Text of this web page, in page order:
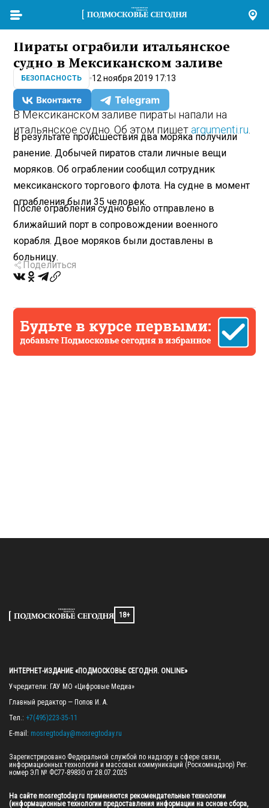
Пираты ограбили итальянское
судно в Мексиканском заливе
БЕЗОПАСНОСТЬ 12 ноября 2019 17:13
В Мексиканском заливе пираты напали на
итальянское судно. Об этом пишет argumenti.ru
В результате происшествия два моряка получили
ранение. Добычей пиратов стали личные вещи
моряков. Об ограблении сообщил сотрудник
мексиканского торгового флота. На судне в момент
ограбления были 35 человек.
После ограбления судно было отправлено в
ближайший порт в сопровождении военного
корабля. Двое моряков были доставлены в
больницу.
Поделиться
18+
ИНТЕРНЕТ-ИЗДАНИЕ «ПОДМОСКОВЬЕ СЕГОДНЯ. ONLINE»
Учредители: ГАУ МО «Цифровые Медиа»
Главный редактор — Попов И. А.
Тел.: +7(495)223-35-11
E-mail: mosregtoday@mosregtoday.ru
Зарегистрировано Федеральной службой по надзору в сфере связи,
информационных технологий и массовых коммуникаций (Роскомнадзор) Рег.
номер ЭЛ № ФС77-89830 от 28.07.2025
На сайте mosregtoday.ru применяются рекомендательные технологии
(информационные технологии предоставления информации на основе сбора,